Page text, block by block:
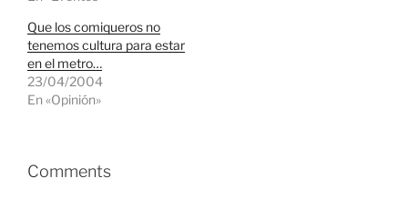
Que los comiqueros no
tenemos cultura para estar
en el metro…
23/04/2004
En «Opinión»
Comments